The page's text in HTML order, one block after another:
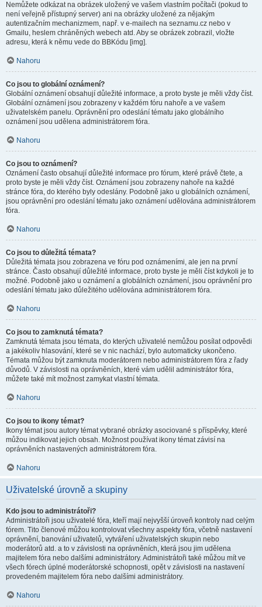
Nemůžete odkázat na obrázek uložený ve vašem vlastním počítači (pokud to
není veřejně přístupný server) ani na obrázky uložené za nějakým
autentizačním mechanizmem, např. v e-mailech na seznamu.cz nebo v
Gmailu, heslem chráněných webech atd. Aby se obrázek zobrazil, vložte
adresu, která k němu vede do BBKódu [img].
Nahoru
Co jsou to globální oznámení?
Globální oznámení obsahují důležité informace, a proto byste je měli vždy číst.
Globální oznámení jsou zobrazeny v každém fóru nahoře a ve vašem
uživatelském panelu. Oprávnění pro odeslání tématu jako globálního
oznámení jsou udělena administrátorem fóra.
Nahoru
Co jsou to oznámení?
Oznámení často obsahují důležité informace pro fórum, které právě čtete, a
proto byste je měli vždy číst. Oznámení jsou zobrazeny nahoře na každé
stránce fóra, do kterého byly odeslány. Podobně jako u globálních oznámení,
jsou oprávnění pro odeslání tématu jako oznámení udělována administrátorem
fóra.
Nahoru
Co jsou to důležitá témata?
Důležitá témata jsou zobrazena ve fóru pod oznámeními, ale jen na první
stránce. Často obsahují důležité informace, proto byste je měli číst kdykoli je to
možné. Podobně jako u oznámení a globálních oznámení, jsou oprávnění pro
odeslání tématu jako důležitého udělována administrátorem fóra.
Nahoru
Co jsou to zamknutá témata?
Zamknutá témata jsou témata, do kterých uživatelé nemůžou posílat odpovědi
a jakékoliv hlasování, které se v nic nachází, bylo automaticky ukončeno.
Témata můžou být zamknuta moderátorem nebo administrátorem fóra z řady
důvodů. V závislosti na oprávněních, které vám udělil administrátor fóra,
můžete také mít možnost zamykat vlastní témata.
Nahoru
Co jsou to ikony témat?
Ikony témat jsou autory témat vybrané obrázky asociované s příspěvky, které
můžou indikovat jejich obsah. Možnost používat ikony témat závisí na
oprávněních nastavených administrátorem fóra.
Nahoru
Uživatelské úrovně a skupiny
Kdo jsou to administrátoři?
Administrátoři jsou uživatelé fóra, kteří mají nejvyšší úroveň kontroly nad celým
fórem. Tito členové můžou kontrolovat všechny aspekty fóra, včetně nastavení
oprávnění, banování uživatelů, vytváření uživatelských skupin nebo
moderátorů atd. a to v závislosti na oprávněních, která jsou jim udělena
majitelem fóra nebo dalšími administrátory. Administrátoři také můžou mít ve
všech fórech úplné moderátorské schopnosti, opět v závislosti na nastavení
provedeném majitelem fóra nebo dalšími administrátory.
Nahoru